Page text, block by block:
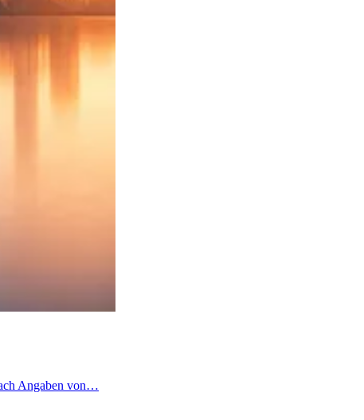
Angaben von…